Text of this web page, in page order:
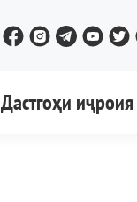
Дастгоҳи иҷроия